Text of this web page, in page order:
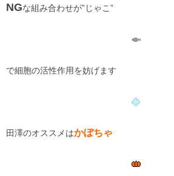
NGな組み合わせが”じゃこ”
で細胞の活性作用を妨げます
田澤のオススメはかぼちゃ